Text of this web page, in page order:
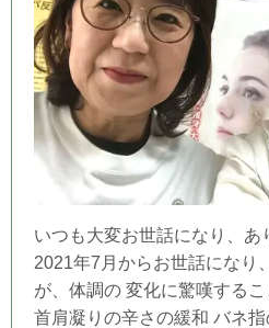
いつも大変お世話になり、あ
2021年7月からお世話になり
が、体調の 変化に驚嘆するこ
首肩凝りの辛さの緩和 バネ